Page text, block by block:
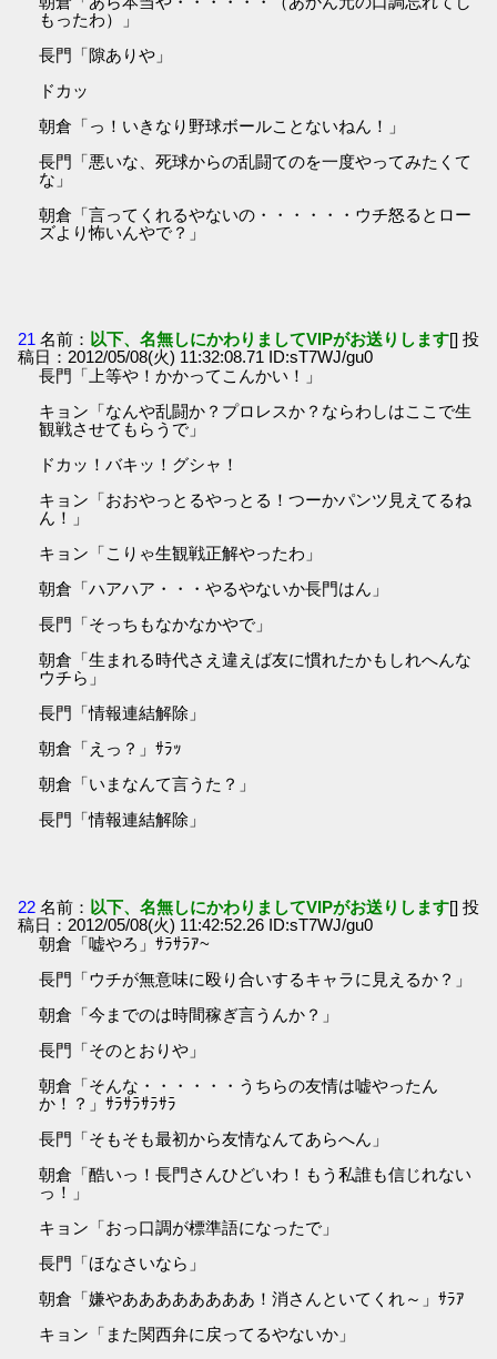
もったわ）」
長門「隙ありや」
ドカッ
朝倉「っ！いきなり野球ボールことないねん！」
長門「悪いな、死球からの乱闘てのを一度やってみたくて
な」
朝倉「言ってくれるやないの・・・・・・ウチ怒るとロー
ズより怖いんやで？」
21 名前： 以下、名無しにかわりましてVIPがお送りします[] 投
稿日：2012/05/08(火) 11:32:08.71 ID:sT7WJ/gu0
長門「上等や！かかってこんかい！」
キョン「なんや乱闘か？プロレスか？ならわしはここで生
観戦させてもらうで」
ドカッ！バキッ！グシャ！
キョン「おおやっとるやっとる！つーかパンツ見えてるね
ん！」
キョン「こりゃ生観戦正解やったわ」
朝倉「ハアハア・・・やるやないか長門はん」
長門「そっちもなかなかやで」
朝倉「生まれる時代さえ違えば友に慣れたかもしれへんな
ウチら」
長門「情報連結解除」
朝倉「えっ？」ｻﾗｯ
朝倉「いまなんて言うた？」
長門「情報連結解除」
22 名前： 以下、名無しにかわりましてVIPがお送りします[] 投
稿日：2012/05/08(火) 11:42:52.26 ID:sT7WJ/gu0
朝倉「嘘やろ」ｻﾗｻﾗｱ~
長門「ウチが無意味に殴り合いするキャラに見えるか？」
朝倉「今までのは時間稼ぎ言うんか？」
長門「そのとおりや」
朝倉「そんな・・・・・・うちらの友情は嘘やったん
か！？」ｻﾗｻﾗｻﾗｻﾗ
長門「そもそも最初から友情なんてあらへん」
朝倉「酷いっ！長門さんひどいわ！もう私誰も信じれない
っ！」
キョン「おっ口調が標準語になったで」
長門「ほなさいなら」
朝倉「嫌やああああああああ！消さんといてくれ～」ｻﾗｱ
キョン「また関西弁に戻ってるやないか」